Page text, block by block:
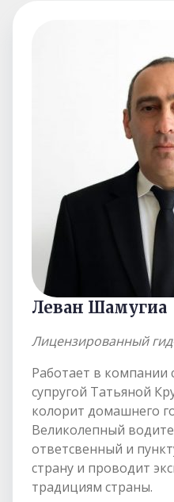
Леван Шамугиа
Лицензированный
Работает в компании
супругой Татьяной
колорит домашнего
Великолепный
ответсвенный и
страну и проводит
традициям страны.